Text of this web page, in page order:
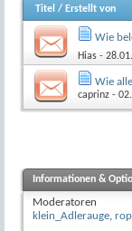
Titel / Erstellt von
Wie
Hias -
Wie
caprinz -
Informationen &
Moderatoren
klein_Adlerauge,